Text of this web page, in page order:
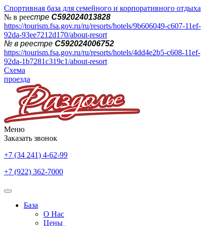
Спортивная база для семейного и корпоративного отдыха
№ в реестре С592024013828
https://tourism.fsa.gov.ru/ru/resorts/hotels/9b606049-c607-11ef-
92da-93ee7212d170/about-resort
№ в реестре С592024006752
https://tourism.fsa.gov.ru/ru/resorts/hotels/4dd4e2b5-c608-11ef-
92da-1b7281c319c1/about-resort
Схема
проезда
Меню
Заказать звонок
+7 (34 241) 4-62-99
+7 (922) 362-7000
База
О Нас
Цены